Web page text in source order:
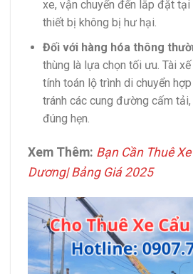
xe, vận chuyển đến lắp đặt
thiết bị không bị hư hại.
Đối với hàng hóa thông
thùng là lựa chọn tối ưu. Tài
tính toán lộ trình di chuyển
tránh các cung đường cấm
đúng hẹn.
Xem Thêm: Bạn Cần Thuê
Dương| Bảng Giá 2025